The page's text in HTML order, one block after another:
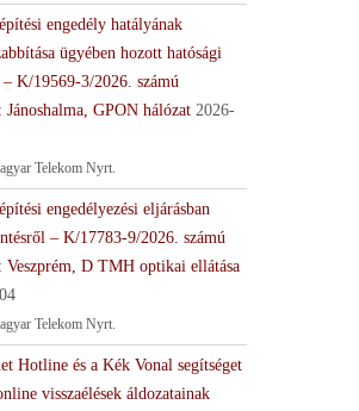
engedély hatályának
ügyében hozott hatósági
K/19569-3/2026. számú
Jánoshalma, GPON hálózat 2026-
Telekom Nyrt.
engedélyezési eljárásban
– K/17783-9/2026. számú
Veszprém, D TMH optikai ellátása
Telekom Nyrt.
Hotline és a Kék Vonal segítséget
visszaélések áldozatainak